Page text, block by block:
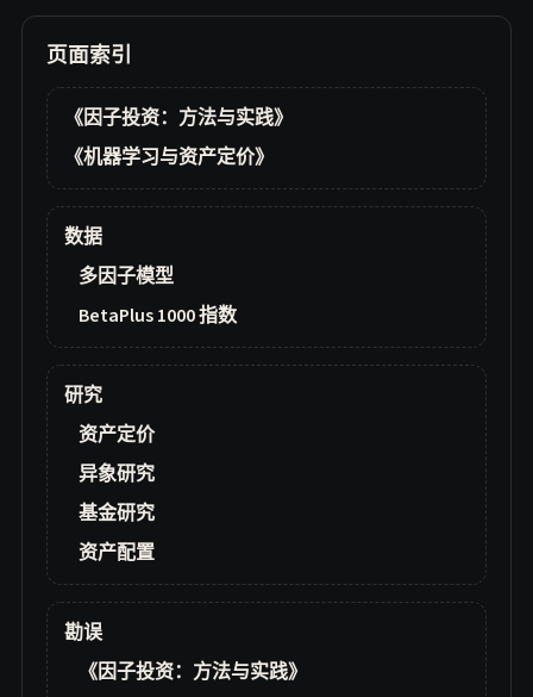
页面索引
《因子投资：方法与实践》
《机器学习与资产定价》
数据
多因子模型
BetaPlus 1000 指数
研究
资产定价
异象研究
基金研究
资产配置
勘误
《因子投资：方法与实践》